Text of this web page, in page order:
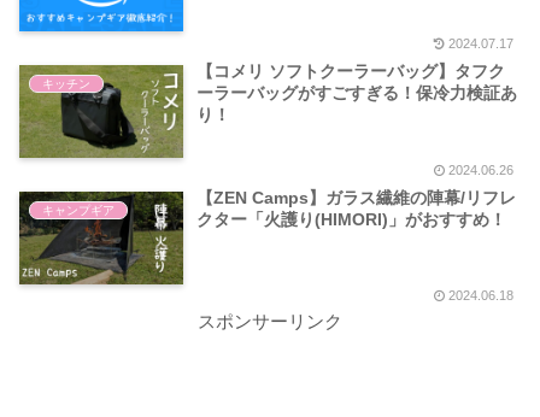
2024.07.17
キッチン
【コメリ ソフトクーラーバッグ】タフク
ーラーバッグがすごすぎる！保冷力検証あ
り！
2024.06.26
キャンプギア
【ZEN Camps】ガラス繊維の陣幕/リフレ
クター「火護り(HIMORI)」がおすすめ！
2024.06.18
スポンサーリンク